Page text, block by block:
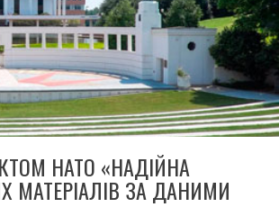
НАТО «НАДІЙНА
МАТЕРІАЛІВ ЗА ДАНИМИ